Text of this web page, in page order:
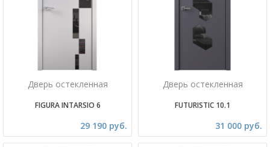
Дверь остекленная
FIGURA INTARSIO 6
29 190 руб.
Дверь остекленная
FUTURISTIC 10.1
31 000 руб.